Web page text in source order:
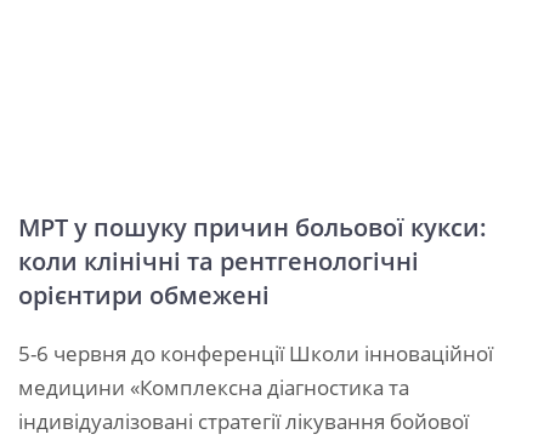
МРТ у пошуку причин больової кукси:
коли клінічні та рентгенологічні
орієнтири обмежені
5-6 червня до конференції Школи інноваційної
медицини «Комплексна діагностика та
індивідуалізовані стратегії лікування бойової